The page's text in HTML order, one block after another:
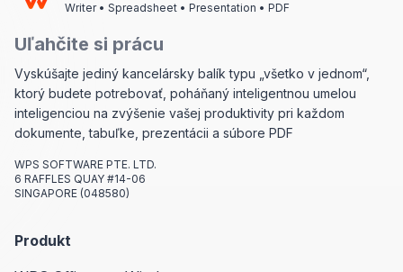
Writer • Spreadsheet • Presentation • PDF
Uľahčite si prácu
Vyskúšajte jediný kancelársky balík typu „všetko v jednom“,
ktorý budete potrebovať, poháňaný inteligentnou umelou
inteligenciou na zvýšenie vašej produktivity pri každom
dokumente, tabuľke, prezentácii a súbore PDF
WPS SOFTWARE PTE. LTD.
6 RAFFLES QUAY #14-06
SINGAPORE (048580)
Produkt